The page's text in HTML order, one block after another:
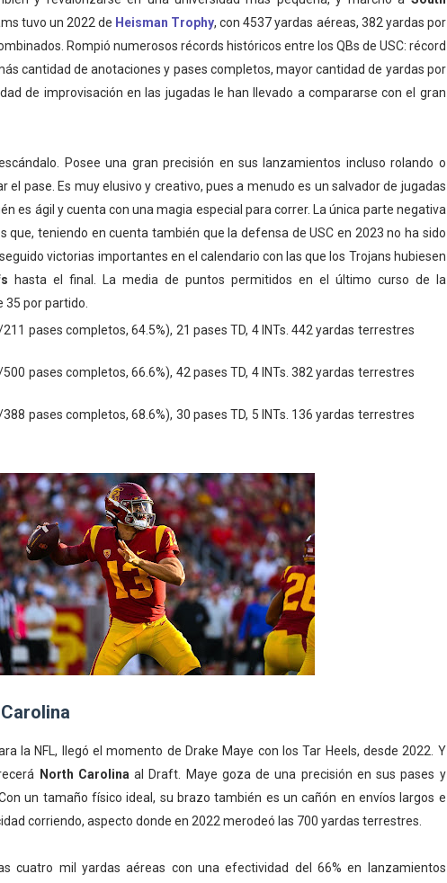
tuvo un 2022 de Heisman Trophy, con 4537 yardas aéreas, 382 yardas por
Rompió numerosos récords históricos entre los QBs de USC: récord
cantidad de anotaciones y pases completos, mayor cantidad de yardas por
de improvisación en las jugadas le han llevado a compararse con el gran
Posee una gran precisión en sus lanzamientos incluso rolando o
el pase. Es muy elusivo y creativo, pues a menudo es un salvador de jugadas
es ágil y cuenta con una magia especial para correr. La única parte negativa
que, teniendo en cuenta también que la defensa de USC en 2023 no ha sido
victorias importantes en el calendario con las que los Trojans hubiesen
hasta el final. La media de puntos permitidos en el último curso de la
por partido.
pases completos, 64.5%), 21 pases TD, 4 INTs. 442 yardas terrestres
pases completos, 66.6%), 42 pases TD, 4 INTs. 382 yardas terrestres
pases completos, 68.6%), 30 pases TD, 5 INTs. 136 yardas terrestres
la NFL, llegó el momento de Drake Maye con los Tar Heels, desde 2022. Y
North Carolina al Draft. Maye goza de una precisión en sus pases y
un tamaño físico ideal, su brazo también es un cañón en envíos largos e
corriendo, aspecto donde en 2022 merodeó las 700 yardas terrestres.
cuatro mil yardas aéreas con una efectividad del 66% en lanzamientos